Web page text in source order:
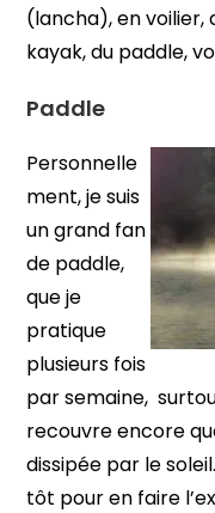
(lancha), en voilier,
kayak, du paddle,
Paddle
Personnelle
ment, je suis
un grand fan
de paddle,
que je
pratique
plusieurs fois
par semaine,
recouvre encore
dissipée par le
tôt pour en faire